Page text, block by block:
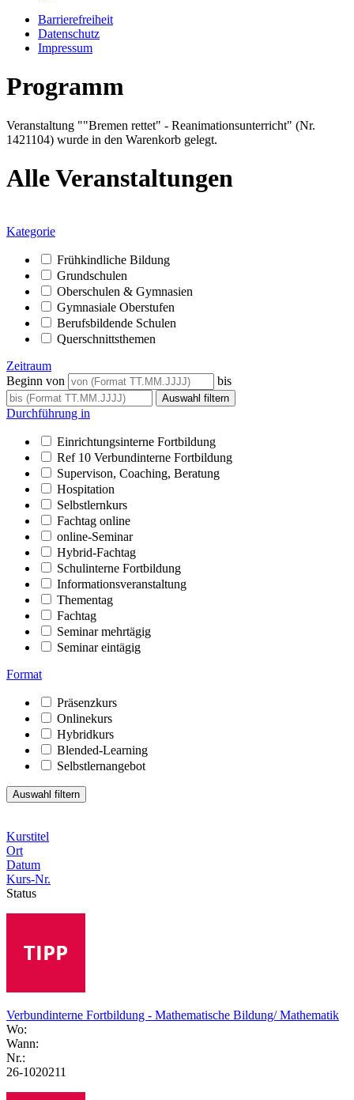
Barrierefreiheit
Datenschutz
Impressum
Programm
Veranstaltung ""Bremen rettet" - Reanimationsunterricht" (Nr.
1421104) wurde in den Warenkorb gelegt.
Alle Veranstaltungen
Kategorie
Frühkindliche Bildung
Grundschulen
Oberschulen & Gymnasien
Gymnasiale Oberstufen
Berufsbildende Schulen
Querschnittsthemen
Zeitraum
Beginn von
bis
Durchführung in
Einrichtungsinterne Fortbildung
Ref 10 Verbundinterne Fortbildung
Supervison, Coaching, Beratung
Hospitation
Selbstlernkurs
Fachtag online
online-Seminar
Hybrid-Fachtag
Schulinterne Fortbildung
Informationsveranstaltung
Thementag
Fachtag
Seminar mehrtägig
Seminar eintägig
Format
Präsenzkurs
Onlinekurs
Hybridkurs
Blended-Learning
Selbstlernangebot
Kurstitel
Ort
Datum
Kurs-Nr.
Status
Verbundinterne Fortbildung - Mathematische Bildung/ Mathematik
Wo:
Wann:
Nr.:
26-1020211